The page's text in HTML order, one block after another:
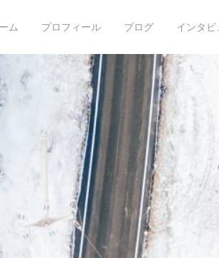
ム プロフィール ブログ インタ